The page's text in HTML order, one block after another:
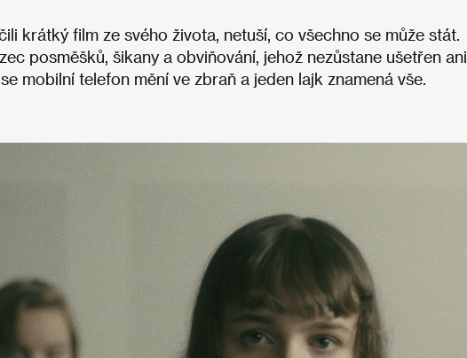
krátký film ze svého života, netuší, co všechno se může stát.
posměšků, šikany a obviňování, jehož nezůstane ušetřen ani
mobilní telefon mění ve zbraň a jeden lajk znamená vše.